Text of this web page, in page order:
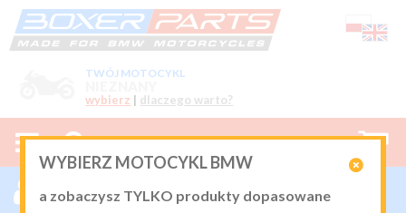
TWÓJ MOTOCYKL
wybierz | dlaczego warto?

WYBIERZ MOTOCYKL BMW
a zobaczysz TYLKO produkty dopasowane
  
0
 Nowy klient